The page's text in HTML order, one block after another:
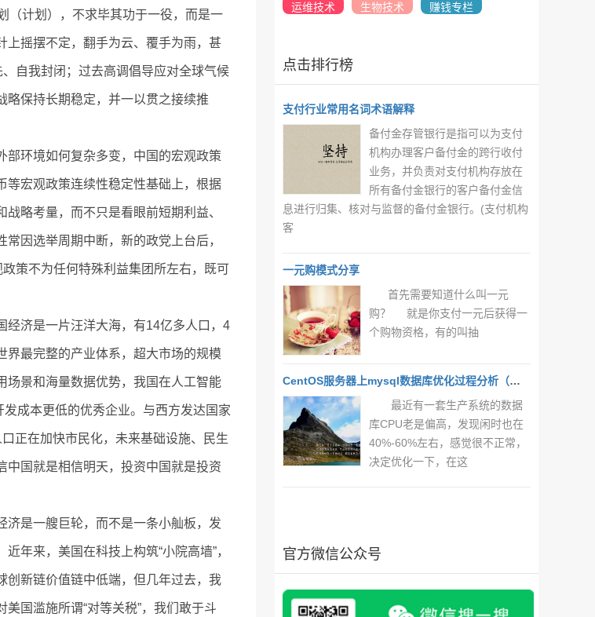
（计划），不求毕其功于一役，而是一
上摇摆不定，翻手为云、覆手为雨，甚
自我封闭；过去高调倡导应对全球气候
略保持长期稳定，并一以贯之接续推
环境如何复杂多变，中国的宏观政策
等宏观政策连续性稳定性基础上，根据
略考量，而不只是看眼前短期利益、
因选举周期中断，新的政党上台后，
策不为任何特殊利益集团所左右，既可
济是一片汪洋大海，有14亿多人口，4
界最完整的产业体系，超大市场的规模
场景和海量数据优势，我国在人工智能
成本更低的优秀企业。与西方发达国家
正在加快市民化，未来基础设施、民生
中国就是相信明天，投资中国就是投资
是一艘巨轮，而不是一条小舢板，发
年来，美国在科技上构筑“小院高墙”，
创新链价值链中低端，但几年过去，我
国滥施所谓“对等关税”，我们敢于斗
运维技术 生物技术 赚钱专栏
点击排行榜
支付行业常用名词术语解释
备付金存管银行是指可以为支付
机构办理客户备付金的跨行收付
业务，并负责对支付机构存放在
所有备付金银行的客户备付金信
息进行归集、核对与监督的备付金银行。(支付机构
客
一元购模式分享
首先需要知道什么叫一元
购？ 就是你支付一元后获得一
个购物资格，有的叫抽
CentOS服务器上mysql数据库优化过程分析（一）
最近有一套生产系统的数据
库CPU老是偏高，发现闲时也在
40%-60%左右，感觉很不正常，
决定优化一下，在这
官方微信公众号